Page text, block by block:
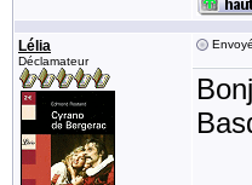
Lélia
Déclamateur